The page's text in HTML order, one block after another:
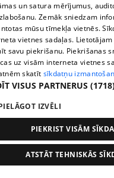
pirms 1 nedēļas, 1 dienas
Melleņu zelta
cenu?
409. epizode
un satura mērījumus,
Zemāk sniedzam
mūsu tīmekļa vietnēs.
vietnes sadaļas.
savu piekrišanu. Piekrišanas
uz visām interneta vietnes
skatīt sīkdatņu
VISUS PARTNERUS
IZVĒLI
PIEKRIST VISĀM
ATSTĀT TEHNISKĀS